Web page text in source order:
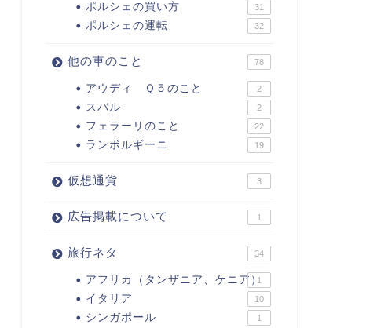
ポルシェの買い方 31
ポルシェの運転 32
他の車のこと 78
アウディ Ｑ５のこと 2
スバル 2
フェラーリのこと 22
ランボルギーニ 19
仮想通貨 3
広告掲載について 1
旅行ネタ 34
アフリカ（タンザニア、ケニア）
1
イタリア 10
シンガポール 1